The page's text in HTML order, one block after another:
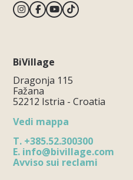
BiVillage
Dragonja 115
Fažana
52212 Istria - Croatia
Vedi mappa
T. +385.52.300300
E. info@bivillage.com
Avviso sui reclami